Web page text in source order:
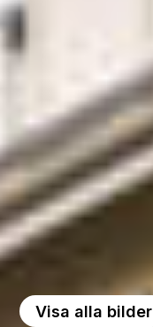
Visa alla bilder